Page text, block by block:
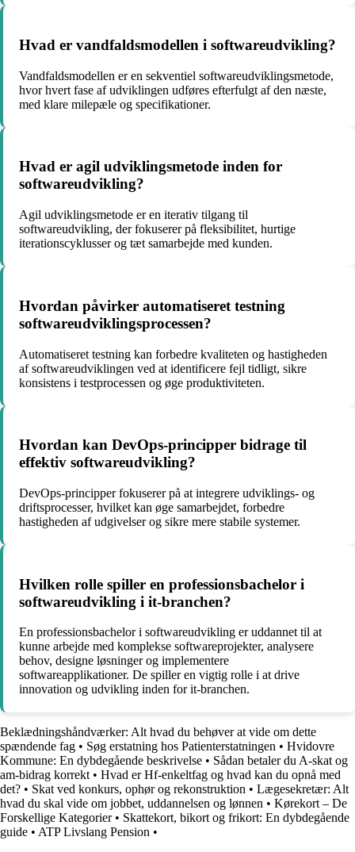
Hvad er vandfaldsmodellen i softwareudvikling?
Vandfaldsmodellen er en sekventiel softwareudviklingsmetode,
hvor hvert fase af udviklingen udføres efterfulgt af den næste,
med klare milepæle og specifikationer.
Hvad er agil udviklingsmetode inden for
softwareudvikling?
Agil udviklingsmetode er en iterativ tilgang til
softwareudvikling, der fokuserer på fleksibilitet, hurtige
iterationscyklusser og tæt samarbejde med kunden.
Hvordan påvirker automatiseret testning
softwareudviklingsprocessen?
Automatiseret testning kan forbedre kvaliteten og hastigheden
af softwareudviklingen ved at identificere fejl tidligt, sikre
konsistens i testprocessen og øge produktiviteten.
Hvordan kan DevOps-principper bidrage til
effektiv softwareudvikling?
DevOps-principper fokuserer på at integrere udviklings- og
driftsprocesser, hvilket kan øge samarbejdet, forbedre
hastigheden af udgivelser og sikre mere stabile systemer.
Hvilken rolle spiller en professionsbachelor i
softwareudvikling i it-branchen?
En professionsbachelor i softwareudvikling er uddannet til at
kunne arbejde med komplekse softwareprojekter, analysere
behov, designe løsninger og implementere
softwareapplikationer. De spiller en vigtig rolle i at drive
innovation og udvikling inden for it-branchen.
Beklædningshåndværker: Alt hvad du behøver at vide om dette
spændende fag • Søg erstatning hos Patienterstatningen • Hvidovre
Kommune: En dybdegående beskrivelse • Sådan betaler du A-skat og
am-bidrag korrekt • Hvad er Hf-enkeltfag og hvad kan du opnå med
det? • Skat ved konkurs, ophør og rekonstruktion • Lægesekretær: Alt
hvad du skal vide om jobbet, uddannelsen og lønnen • Kørekort – De
Forskellige Kategorier• Skattekort, bikort og frikort: En dybdegående
guide • ATP Livslang Pension •